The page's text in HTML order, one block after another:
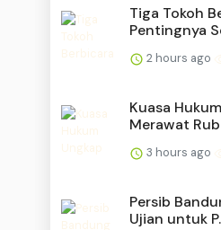
Tiga Tokoh
Pentingnya
2 hours ago
Kuasa
Merawat
3 hours ago
Persib
Ujian untuk